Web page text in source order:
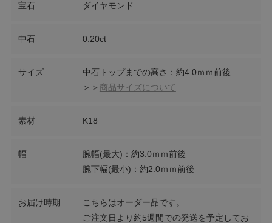
宝石 ダイヤモンド
中石 0.20ct
サイズ
中石トップまでの高さ：約4.0ｍｍ前後
＞＞ 商品サイズについて
素材 K18
幅
腕幅(最大)：約3.0ｍｍ前後
腕下幅(最小)：約2.0ｍｍ前後
お届け時期
こちらはオーダー品です。
ご注文日より約5週間での発送を予定してお